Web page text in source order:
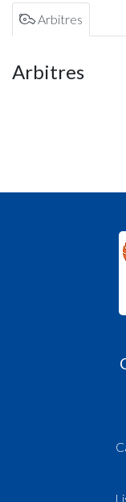
Arbitres
Arbitres